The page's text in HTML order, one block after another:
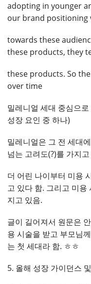
adopting in younger
our brand positioning
towards these
these products, they
these products. So
over time
밀레니얼 세대 중심으
성장 요인 중 하나)
밀레니얼은 그 전 세대
넘는 고려도(?)를 가지
더 어린 나이부터 미용
고 있다 함. 그리고 미용
지고 있음.
글이 길어져서 원문은
용 시술을 받고 부모님
는 첫 세대라 함. ㅎㅎ
5. 올해 성장 가이던스